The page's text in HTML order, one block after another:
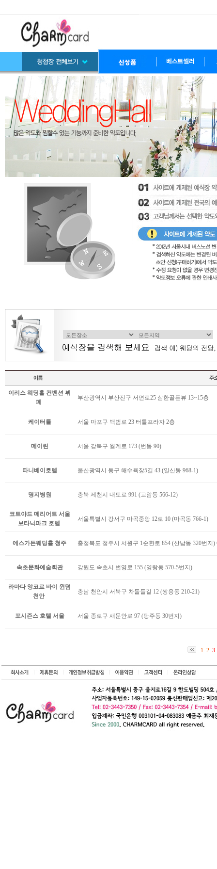
이리스 웨딩홀 컨벤션 뷔
페
부산광역시 부산진구 서면로25 삼한골든뷰 13~15층
케이터틀 서울 마포구 백범로 23 터틀프라자 2층
메이린 서울 강북구 월계로 173 (번동 90)
타니베이호텔 울산광역시 동구 해수욕장5길 43 (일산동 968-1)
명지병원 충북 제천시 내토로 991 (고암동 566-12)
코트야드 메리어트 서울
보타닉파크 호텔
서울특별시 강서구 마곡중앙 12로 10 (마곡동 766-1)
에스가든웨딩홀 청주 충청북도 청주시 서원구 1순환로 854 (산남동 320번지
속초문화예술회관 강원도 속초시 번영로 155 (영랑동 570-5번지)
라마다 앙코르 바이 윈덤
천안
충남 천안시 서북구 차돌들길 12 (쌍용동 210-21)
포시즌스 호텔 서울 서울 종로구 새문안로 97 (당주동 30번지)
1 2 3